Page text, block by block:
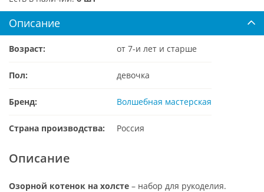
Описание
Возраст: от 7-и лет и старше
Пол: девочка
Бренд: Волшебная мастерская
Страна производства: Россия
Описание
Озорной котенок на холсте – набор для рукоделия.